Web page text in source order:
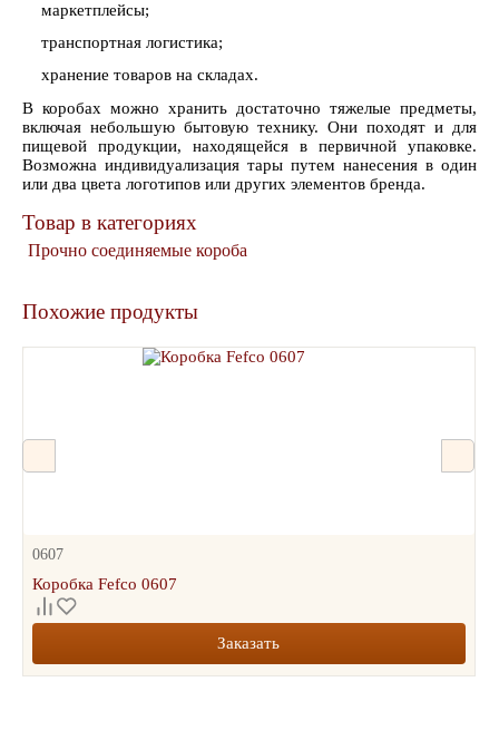
маркетплейсы;
транспортная логистика;
хранение товаров на складах.
В коробах можно хранить достаточно тяжелые предметы,
включая небольшую бытовую технику. Они походят и для
пищевой продукции, находящейся в первичной упаковке.
Возможна индивидуализация тары путем нанесения в один
или два цвета логотипов или других элементов бренда.
Товар в категориях
Прочно соединяемые короба
Похожие продукты
0607
Коробка Fefco 0607
Заказать